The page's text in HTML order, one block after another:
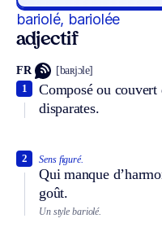
bariolé, bariolée
adjectif
FR [baʀjɔle]
Composé ou couvert
disparates.
1
Sens figuré.
Qui manque
goût.
2
Un style bariolé.